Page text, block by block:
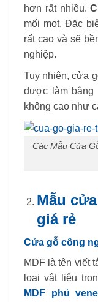
hơn rất nhiều.
mối mọt. Đặc
rất cao và sẽ
nghiệp.
Tuy nhiên, cửa
được làm bằng
không cao như
Các Mẫu Cửa
Mẫu
giá rẻ
Cửa gỗ công
MDF là tên viết
loại vật liệu
MDF phủ